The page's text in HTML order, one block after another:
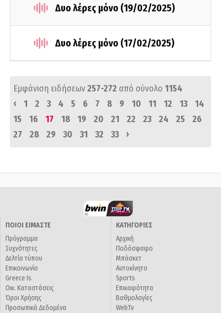
Δυο λέρες μόνο (19/02/2025)
Δυο λέρες μόνο (17/02/2025)
Εμφάνιση ειδήσεων257-272 από σύνολο 1154
‹
1 2 3 4 5 6 7 8 9 10 11 12 13
14
15
16 17 18 19 20 21 22 23 24 25
26
27
28 29 30 31 32 33 ›
ΠΟΙΟΙ ΕΙΜΑΣΤΕ
Πρόγραμμα
Συχνότητες
Δελτία τύπου
Επικοινωνία
Greece Is
Οικ. Καταστάσεις
Όροι Χρήσης
Προσωπικά Δεδομένα
ΚΑΤΗΓΟΡΙΕΣ
Αρχική
Ποδόσφαιρο
Μπάσκετ
Αυτοκίνητο
Sports
Επικαιρότητα
Βαθμολογίες
WebTv